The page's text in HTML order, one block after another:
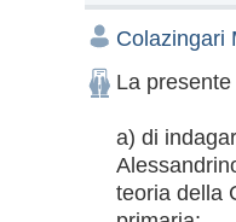
Colazingari
La
a) di
teoria della